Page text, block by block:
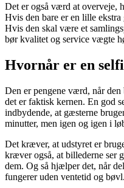
Det er også værd at overveje,
Hvis den bare er en lille
Hvis den skal være et
bør kvalitet og service vægte
Hvornår er en
Den er pengene værd, når
det er faktisk kernen. En god
indbydende, at gæsterne
minutter, men igen og igen i
Det kræver, at udstyret er
kræver også, at billederne ser
dem. Og så hjælper det, når
fungerer uden ventetid og bøvl.